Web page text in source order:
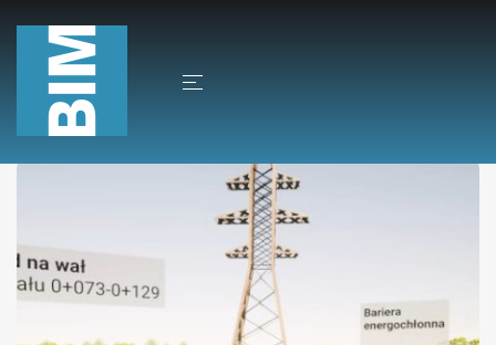
Potok Gogołówka